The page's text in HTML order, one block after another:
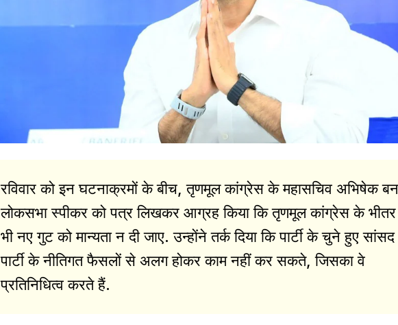
रविवार को इन घटनाक्रमों के बीच, तृणमूल कांग्रेस के महासचिव अभिषेक
लोकसभा स्पीकर को पत्र लिखकर आग्रह किया कि तृणमूल कांग्रेस के भीतर
भी नए गुट को मान्यता न दी जाए. उन्होंने तर्क दिया कि पार्टी के चुने हुए
पार्टी के नीतिगत फैसलों से अलग होकर काम नहीं कर सकते, जिसका वे
प्रतिनिधित्व करते हैं.